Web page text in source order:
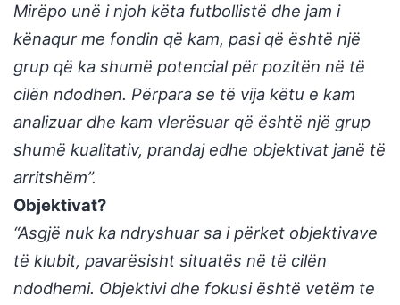
Mirëpo unë i njoh këta futbollistë dhe jam i
kënaqur me fondin që kam, pasi që është një
grup që ka shumë potencial për pozitën në të
cilën ndodhen. Përpara se të vija këtu e kam
analizuar dhe kam vlerësuar që është një grup
shumë kualitativ, prandaj edhe objektivat janë të
arritshëm”.
Objektivat?
“Asgjë nuk ka ndryshuar sa i përket objektivave
të klubit, pavarësisht situatës në të cilën
ndodhemi. Objektivi dhe fokusi është vetëm te